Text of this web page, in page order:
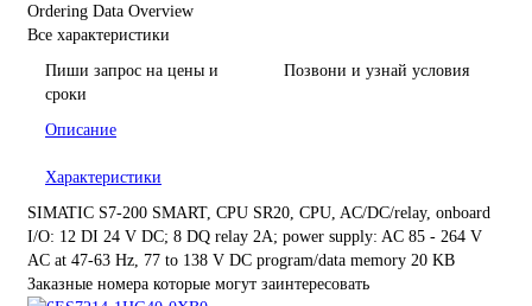
Ordering Data Overview
Все характеристики
Пиши запрос на цены и
сроки
Позвони и узнай условия
Описание
Характеристики
SIMATIC S7-200 SMART, CPU SR20, CPU, AC/DC/relay, onboard
I/O: 12 DI 24 V DC; 8 DQ relay 2A; power supply: AC 85 - 264 V
AC at 47-63 Hz, 77 to 138 V DC program/data memory 20 KB
Заказные номера которые могут заинтересовать